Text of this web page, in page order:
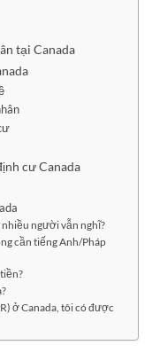
tại Canada
cư Canada
người vẫn nghĩ?
cần tiếng Anh/Pháp
ở Canada, tôi có được